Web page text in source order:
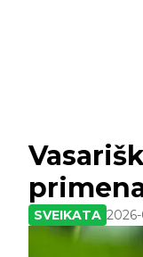
SVEIKATA 2026-